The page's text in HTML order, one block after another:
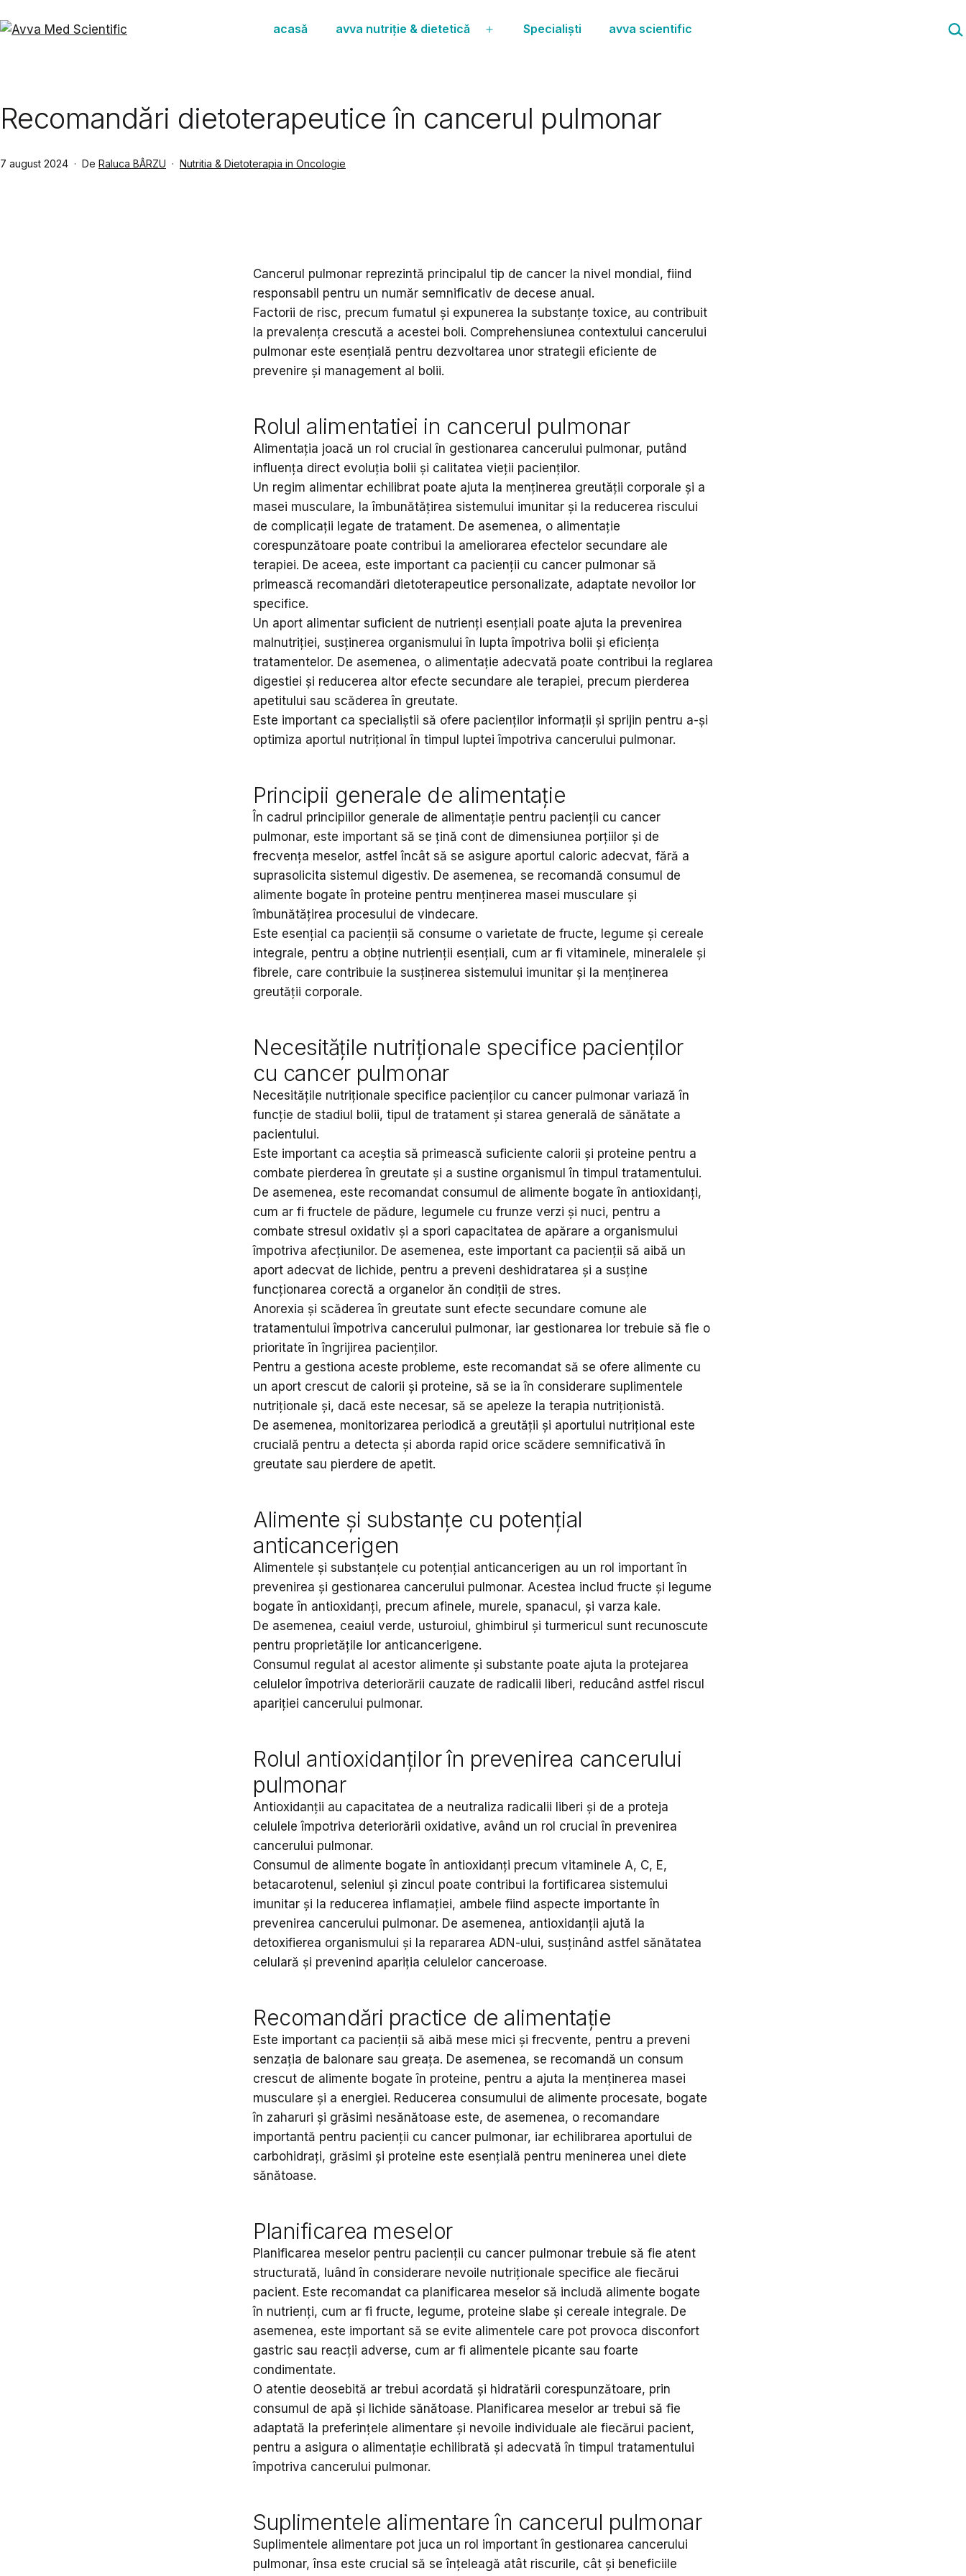
la
acasă avva nutriție & dietetică
Deschide
Specialiști avva scientific
Recomandări dietoterapeutice în cancerul pulmonar
Publicat
7 august 2024 De Raluca BÂRZU
Din
Nutritia & Dietoterapia in Oncologie
Cancerul pulmonar reprezintă principalul tip de cancer la nivel mondial, fiind
responsabil pentru un număr semnificativ de decese anual.
Factorii de risc, precum fumatul și expunerea la substanțe toxice, au contribuit
la prevalența crescută a acestei boli. Comprehensiunea contextului cancerului
pulmonar este esențială pentru dezvoltarea unor strategii eficiente de
prevenire și management al bolii.
Rolul alimentatiei in cancerul pulmonar
Alimentația joacă un rol crucial în gestionarea cancerului pulmonar, putând
influența direct evoluția bolii și calitatea vieții pacienților.
Un regim alimentar echilibrat poate ajuta la menținerea greutății corporale și a
masei musculare, la îmbunătățirea sistemului imunitar și la reducerea riscului
de complicații legate de tratament. De asemenea, o alimentație
corespunzătoare poate contribui la ameliorarea efectelor secundare ale
terapiei. De aceea, este important ca pacienții cu cancer pulmonar să
primească recomandări dietoterapeutice personalizate, adaptate nevoilor lor
specifice.
Un aport alimentar suficient de nutrienți esențiali poate ajuta la prevenirea
malnutriției, susținerea organismului în lupta împotriva bolii și eficiența
tratamentelor. De asemenea, o alimentație adecvată poate contribui la reglarea
digestiei și reducerea altor efecte secundare ale terapiei, precum pierderea
apetitului sau scăderea în greutate.
Este important ca specialiștii să ofere pacienților informații și sprijin pentru a-și
optimiza aportul nutrițional în timpul luptei împotriva cancerului pulmonar.
Principii generale de alimentație
În cadrul principiilor generale de alimentație pentru pacienții cu cancer
pulmonar, este important să se țină cont de dimensiunea porțiilor și de
frecvența meselor, astfel încât să se asigure aportul caloric adecvat, fără a
suprasolicita sistemul digestiv. De asemenea, se recomandă consumul de
alimente bogate în proteine pentru menținerea masei musculare și
îmbunătățirea procesului de vindecare.
Este esențial ca pacienții să consume o varietate de fructe, legume și cereale
integrale, pentru a obține nutrienții esențiali, cum ar fi vitaminele, mineralele și
fibrele, care contribuie la susținerea sistemului imunitar și la menținerea
greutății corporale.
Necesitățile nutriționale specifice pacienților
cu cancer pulmonar
Necesitățile nutriționale specifice pacienților cu cancer pulmonar variază în
funcție de stadiul bolii, tipul de tratament și starea generală de sănătate a
pacientului.
Este important ca aceștia să primească suficiente calorii și proteine pentru a
combate pierderea în greutate și a sustine organismul în timpul tratamentului.
De asemenea, este recomandat consumul de alimente bogate în antioxidanți,
cum ar fi fructele de pădure, legumele cu frunze verzi și nuci, pentru a
combate stresul oxidativ și a spori capacitatea de apărare a organismului
împotriva afecțiunilor. De asemenea, este important ca pacienții să aibă un
aport adecvat de lichide, pentru a preveni deshidratarea și a susține
funcționarea corectă a organelor ăn condiții de stres.
Anorexia și scăderea în greutate sunt efecte secundare comune ale
tratamentului împotriva cancerului pulmonar, iar gestionarea lor trebuie să fie o
prioritate în îngrijirea pacienților.
Pentru a gestiona aceste probleme, este recomandat să se ofere alimente cu
un aport crescut de calorii și proteine, să se ia în considerare suplimentele
nutriționale și, dacă este necesar, să se apeleze la terapia nutriționistă.
De asemenea, monitorizarea periodică a greutății și aportului nutrițional este
crucială pentru a detecta și aborda rapid orice scădere semnificativă în
greutate sau pierdere de apetit.
Alimente și substanțe cu potențial
anticancerigen
Alimentele și substanțele cu potențial anticancerigen au un rol important în
prevenirea și gestionarea cancerului pulmonar. Acestea includ fructe și legume
bogate în antioxidanți, precum afinele, murele, spanacul, și varza kale.
De asemenea, ceaiul verde, usturoiul, ghimbirul și turmericul sunt recunoscute
pentru proprietățile lor anticancerigene.
Consumul regulat al acestor alimente și substante poate ajuta la protejarea
celulelor împotriva deteriorării cauzate de radicalii liberi, reducând astfel riscul
apariției cancerului pulmonar.
Rolul antioxidanților în prevenirea cancerului
pulmonar
Antioxidanții au capacitatea de a neutraliza radicalii liberi și de a proteja
celulele împotriva deteriorării oxidative, având un rol crucial în prevenirea
cancerului pulmonar.
Consumul de alimente bogate în antioxidanți precum vitaminele A, C, E,
betacarotenul, seleniul și zincul poate contribui la fortificarea sistemului
imunitar și la reducerea inflamației, ambele fiind aspecte importante în
prevenirea cancerului pulmonar. De asemenea, antioxidanții ajută la
detoxifierea organismului și la repararea ADN-ului, susținând astfel sănătatea
celulară și prevenind apariția celulelor canceroase.
Recomandări practice de alimentație
Este important ca pacienții să aibă mese mici și frecvente, pentru a preveni
senzația de balonare sau greața. De asemenea, se recomandă un consum
crescut de alimente bogate în proteine, pentru a ajuta la menținerea masei
musculare și a energiei. Reducerea consumului de alimente procesate, bogate
în zaharuri și grăsimi nesănătoase este, de asemenea, o recomandare
importantă pentru pacienții cu cancer pulmonar, iar echilibrarea aportului de
carbohidrați, grăsimi și proteine este esențială pentru meninerea unei diete
sănătoase.
Planificarea meselor
Planificarea meselor pentru pacienții cu cancer pulmonar trebuie să fie atent
structurată, luând în considerare nevoile nutriționale specifice ale fiecărui
pacient. Este recomandat ca planificarea meselor să includă alimente bogate
în nutrienți, cum ar fi fructe, legume, proteine slabe și cereale integrale. De
asemenea, este important să se evite alimentele care pot provoca disconfort
gastric sau reacții adverse, cum ar fi alimentele picante sau foarte
condimentate.
O atentie deosebită ar trebui acordată și hidratării corespunzătoare, prin
consumul de apă și lichide sănătoase. Planificarea meselor ar trebui să fie
adaptată la preferințele alimentare și nevoile individuale ale fiecărui pacient,
pentru a asigura o alimentație echilibrată și adecvată în timpul tratamentului
împotriva cancerului pulmonar.
Suplimentele alimentare în cancerul pulmonar
Suplimentele alimentare pot juca un rol important în gestionarea cancerului
pulmonar, însa este crucial să se înțeleagă atât riscurile, cât și beneficiile